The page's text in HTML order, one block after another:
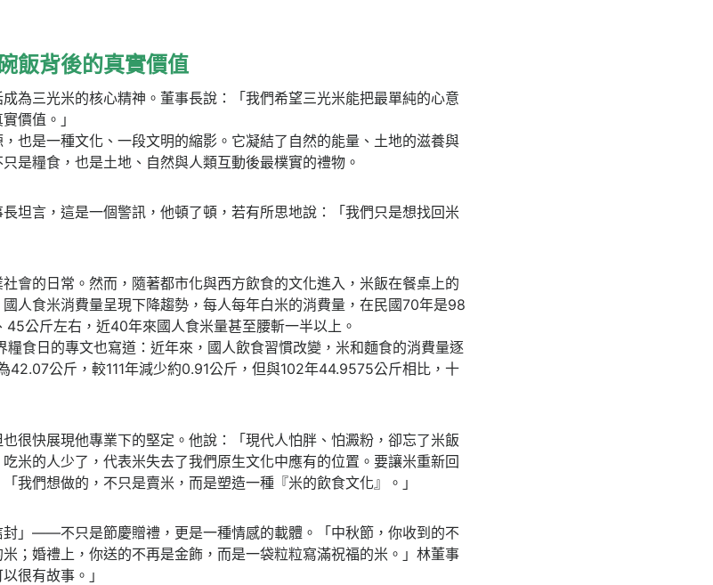
飯背後的真實價值
成為三光米的核心精神。董事長說：「我們希望三光米能把最單純的心意
價值。」
也是一種文化、一段文明的縮影。它凝結了自然的能量、土地的滋養與
是糧食，也是土地、自然與人類互動後最樸實的禮物。
長坦言，這是一個警訊，他頓了頓，若有所思地說：「我們只是想找回米
社會的日常。然而，隨著都市化與西方飲食的文化進入，米飯在餐桌上的
人食米消費量呈現下降趨勢，每人每年白米的消費量，在民國70年是98
公斤左右，近40年來國人食米量甚至腰斬一半以上。
食日的專文也寫道：近年來，國人飲食習慣改變，米和麵食的消費量逐
42.07公斤，較111年減少約0.91公斤，但與102年44.9575公斤相比，十
很快展現他專業下的堅定。他說：「現代人怕胖、怕澱粉，卻忘了米飯
米的人少了，代表米失去了我們原生文化中應有的位置。要讓米重新回
我們想做的，不只是賣米，而是塑造一種『米的飲食文化』。」
」——不只是節慶贈禮，更是一種情感的載體。「中秋節，你收到的不
；婚禮上，你送的不再是金飾，而是一袋粒粒寫滿祝福的米。」林董事
很有故事。」